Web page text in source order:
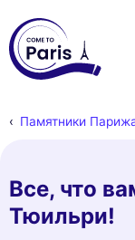
Памятники
Все, что
Тюильри!